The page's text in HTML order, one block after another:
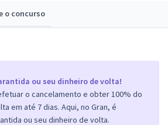
o concurso
ou seu dinheiro de volta!
o cancelamento e obter 100% do
em até 7 dias. Aqui, no Gran, é
ou seu dinheiro de volta.